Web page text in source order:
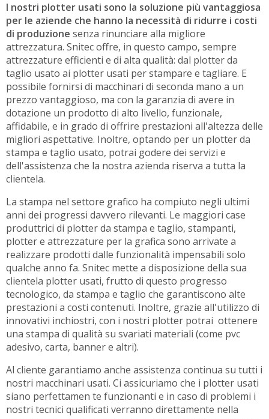
I nostri plotter usati sono la soluzione più vantaggiosa
per le aziende che hanno la necessità di ridurre i costi
di produzione senza rinunciare alla migliore
attrezzatura. Snitec offre, in questo campo, sempre
attrezzature efficienti e di alta qualità: dal plotter da
taglio usato ai plotter usati per stampare e tagliare. E
possibile fornirsi di macchinari di seconda mano a un
prezzo vantaggioso, ma con la garanzia di avere in
dotazione un prodotto di alto livello, funzionale,
affidabile, e in grado di offrire prestazioni all'altezza delle
migliori aspettative. Inoltre, optando per un plotter da
stampa e taglio usato, potrai godere dei servizi e
dell'assistenza che la nostra azienda riserva a tutta la
clientela.
La stampa nel settore grafico ha compiuto negli ultimi
anni dei progressi davvero rilevanti. Le maggiori case
produttrici di plotter da stampa e taglio, stampanti,
plotter e attrezzature per la grafica sono arrivate a
realizzare prodotti dalle funzionalità impensabili solo
qualche anno fa. Snitec mette a disposizione della sua
clientela plotter usati, frutto di questo progresso
tecnologico, da stampa e taglio che garantiscono alte
prestazioni a costi contenuti. Inoltre, grazie all'utilizzo di
innovativi inchiostri, con i nostri plotter potrai ottenere
una stampa di qualità su svariati materiali (come pvc
adesivo, carta, banner e altri).
Al cliente garantiamo anche assistenza continua su tutti i
nostri macchinari usati. Ci assicuriamo che i plotter usati
siano perfettamen te funzionanti e in caso di problemi i
nostri tecnici qualificati verranno direttamente nella